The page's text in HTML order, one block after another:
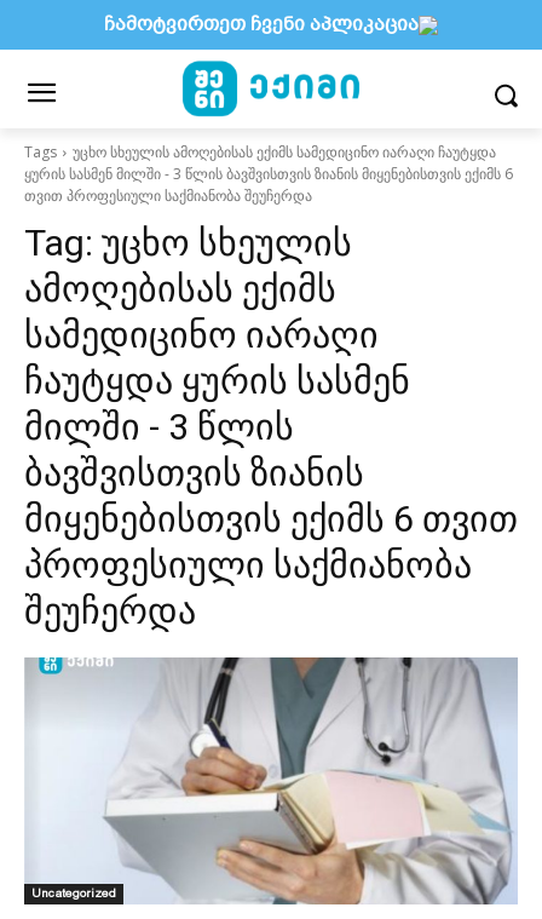
Tags
უცხო სხეულის ამოღებისას ექიმს სამედიცინო იარაღი ჩაუტყდა
ყურის სასმენ მილში - 3 წლის ბავშვისთვის ზიანის მიყენებისთვის ექიმს 6
თვით პროფესიული საქმიანობა შეუჩერდა
Tag: უცხო სხეულის
ამოღებისას ექიმს
სამედიცინო იარაღი
ჩაუტყდა ყურის სასმენ
მილში - 3 წლის
ბავშვისთვის ზიანის
მიყენებისთვის ექიმს 6 თვით
პროფესიული საქმიანობა
შეუჩერდა
Uncategorized
ჩამოტვირთეთ ჩვენი აპლიკაცია